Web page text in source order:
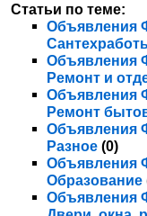
Статьи по теме:
Объявления
Объявления
Ремонт и
Объявления
Ремонт
Объявления
Разное (0)
Объявления
Образование
Объявления